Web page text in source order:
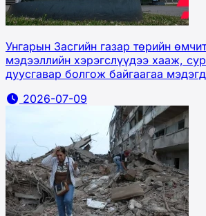
Унгарын Засгийн газар төрийн
мэдээллийн хэрэгслүүдээ хааж,
дуусгавар болгож байгаагаа
2026-07-09